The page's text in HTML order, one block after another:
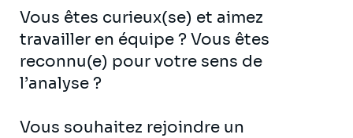
Vous êtes curieux(se) et aimez
travailler en équipe ? Vous êtes
reconnu(e) pour votre sens de
l’analyse ?
Vous souhaitez rejoindre un